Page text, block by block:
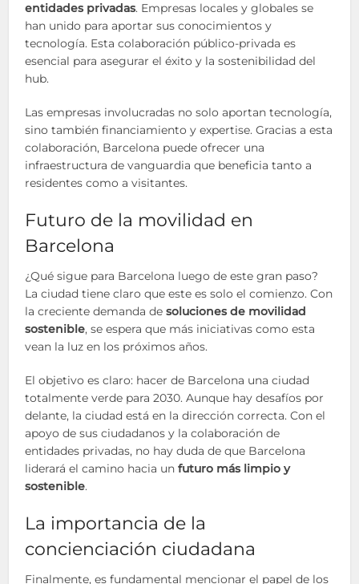
entidades privadas. Empresas locales y globales se
han unido para aportar sus conocimientos y
tecnología. Esta colaboración público-privada es
esencial para asegurar el éxito y la sostenibilidad del
hub.
Las empresas involucradas no solo aportan tecnología,
sino también financiamiento y expertise. Gracias a esta
colaboración, Barcelona puede ofrecer una
infraestructura de vanguardia que beneficia tanto a
residentes como a visitantes.
Futuro de la movilidad en
Barcelona
¿Qué sigue para Barcelona luego de este gran paso?
La ciudad tiene claro que este es solo el comienzo. Con
la creciente demanda desoluciones de movilidad
sostenible, se espera que más iniciativas como esta
vean la luz en los próximos años.
El objetivo es claro: hacer de Barcelona una ciudad
totalmente verde para 2030. Aunque hay desafíos por
delante, la ciudad está en la dirección correcta. Con el
apoyo de sus ciudadanos y la colaboración de
entidades privadas, no hay duda de que Barcelona
liderará el camino hacia unfuturo más limpio y
sostenible.
La importancia de la
concienciación ciudadana
Finalmente, es fundamental mencionar el papel de los